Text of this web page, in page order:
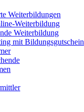
Weiterbildungen
Weiterbildung
Weiterbildung
mit Bildungsgutschein